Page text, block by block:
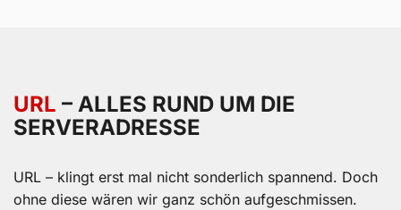
URL – ALLES RUND UM DIE
SERVERADRESSE
URL – klingt erst mal nicht sonderlich spannend. Doch
ohne diese wären wir ganz schön aufgeschmissen.